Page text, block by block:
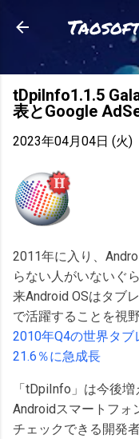
スキップし
tDpiInfo1.1.5
表とGoogle
2023年04月04日 (火)
2011年に入り、
らない人がいないぐ
来Android OSはタブ
で活躍することを視
2010年Q4の世界タ
21.6％に急成長
「tDpiInfo」は今後
Androidスマートフォ
チェックできる開発